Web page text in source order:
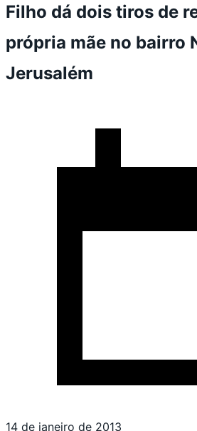
Filho dá dois tiros de
própria mãe no bairro
Jerusalém
14 de janeiro de 2013